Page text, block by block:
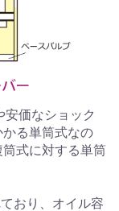
安価なショック
る単筒式なの
式に対する単筒
おり、オイル容